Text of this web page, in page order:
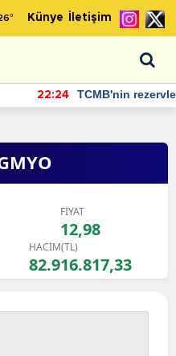
° Künye İletişim
momentum devam ediyor
FİYAT
12,98
HACİM(TL)
82.916.817,33